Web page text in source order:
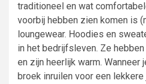
traditioneel en wat
voorbij hebben zien komen is
loungewear. Hoodies en
in het bedrijfsleven. Ze
en zijn heerlijk warm. Wanneer
broek inruilen voor een